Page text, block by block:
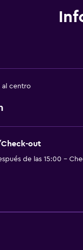
al centro
out
de las 15:00 -